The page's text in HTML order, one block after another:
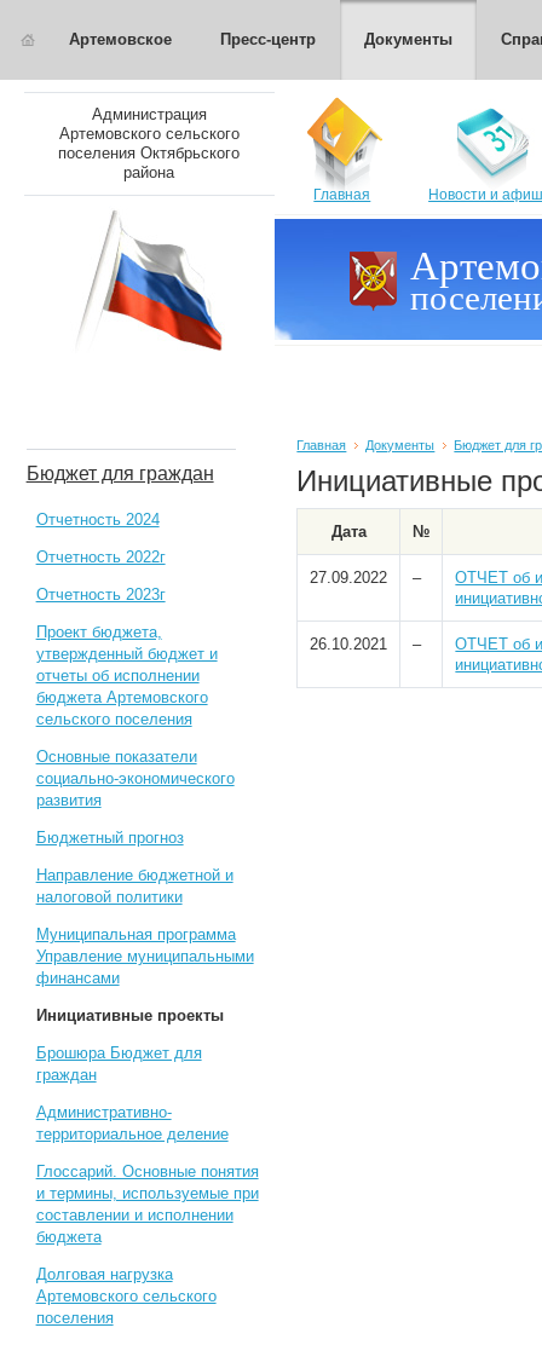
Артемовское Пресс-центр Документы
Администрация
Артемовского сельского
поселения Октябрьского
района
Главная Новости и
Бюджет для граждан
Отчетность 2024
Отчетность 2022г
Отчетность 2023г
Проект бюджета,
утвержденный бюджет и
отчеты об исполнении
бюджета Артемовского
сельского поселения
Основные показатели
социально-экономического
развития
Бюджетный прогноз
Направление бюджетной и
налоговой политики
Муниципальная программа
Управление муниципальными
финансами
Инициативные проекты
Брошюра Бюджет для
граждан
Административно-
территориальное деление
Глоссарий. Основные понятия
и термины, используемые при
составлении и исполнении
бюджета
Долговая нагрузка
Артемовского сельского
поселения
Главная Документы Бюджет для
Инициативные
Дата №
27.09.2022 –
ОТЧЕТ об
26.10.2021 –
ОТЧЕТ об